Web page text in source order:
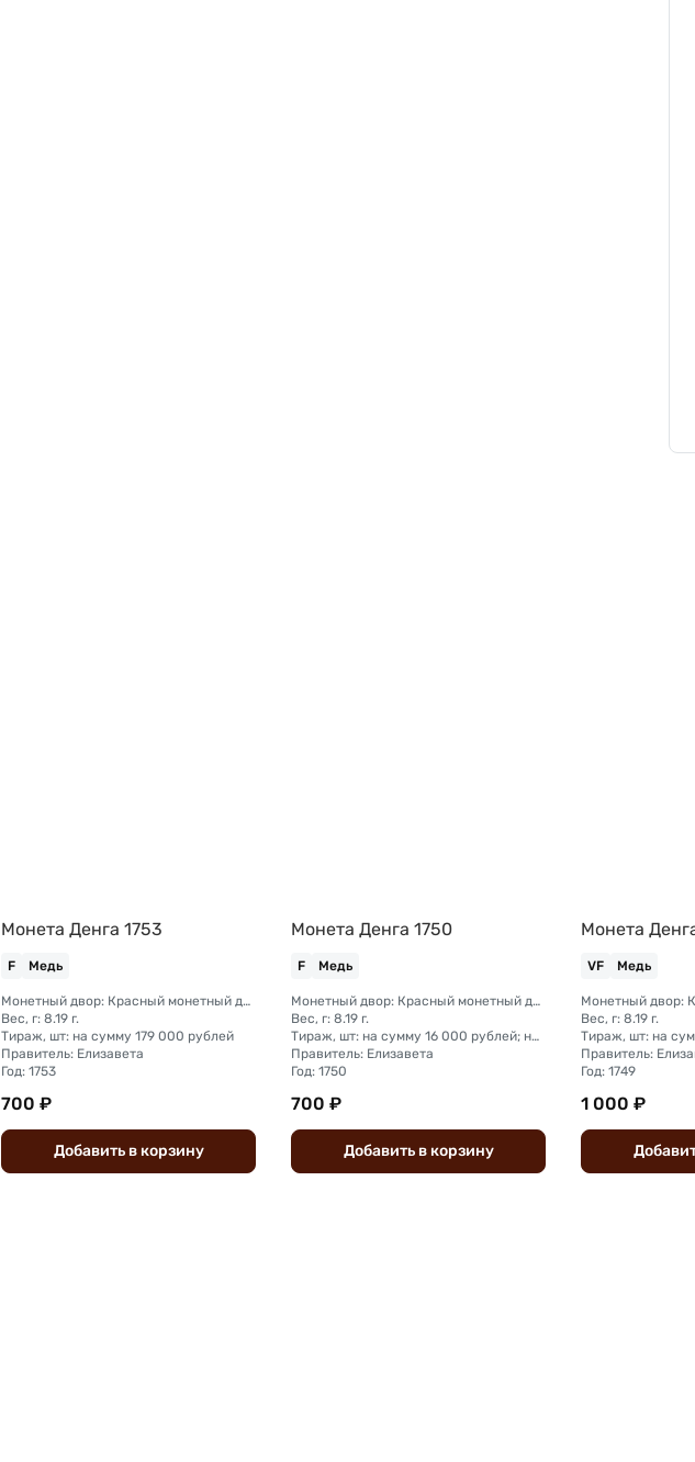
Монета Денга 1753
F Медь
Монетный двор: Красный монетный двор (Москва)
Вес, г: 8.19 г.
Тираж, шт: на сумму 179 000 рублей
Правитель: Елизавета
Год: 1753
700 ₽
Добавить вкорзину
Монета Денга 1750
F Медь
Монетный двор: Красный монетный двор (Москва); Екатеринбургский монетный двор
Вес, г: 8.19 г.
Тираж, шт: на сумму 16 000 рублей; на сумму 258 980 рублей
Правитель: Елизавета
Год: 1750
700 ₽
Добавить вкорзину
Монета
VF Медь
Вес, г: 8.19 г.
Правитель:
Год: 1749
1 000 ₽